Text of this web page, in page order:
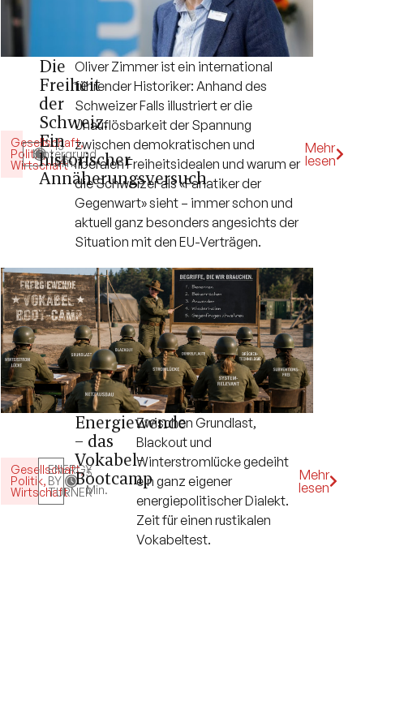
Gesellschaft,
Politik,
Wirtschaft
Hintergrund
13
Min.
Die
Freiheit
der
Schweiz.
Ein
historischer
Annäherungsversuch
Oliver Zimmer ist ein international
führender Historiker: Anhand des
Schweizer Falls illustriert er die
Unauflösbarkeit der Spannung
zwischen demokratischen und
liberalen Freiheitsidealen und warum er
die Schweizer als «Fanatiker der
Gegenwart» sieht – immer schon und
aktuell ganz besonders angesichts der
Situation mit den EU-Verträgen.
Mehr
lesen
Gesellschaft,
Politik,
Wirtschaft
ENERGY
BY
TURNER
5
Min.
Energiewende
– das
Vokabel-
Bootcamp
Zwischen Grundlast,
Blackout und
Winterstromlücke gedeiht
ein ganz eigener
energiepolitischer Dialekt.
Zeit für einen rustikalen
Vokabeltest.
Mehr
lesen